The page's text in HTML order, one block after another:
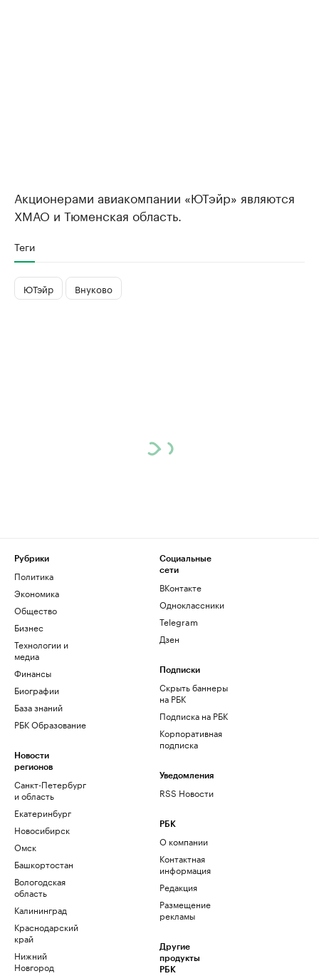
Акционерами авиакомпании «ЮТэйр» являются
ХМАО и Тюменская область.
Теги
ЮТэйр Внуково
Рубрики
Политика
Экономика
Общество
Бизнес
Технологии и
медиа
Финансы
Биографии
База знаний
РБК Образование
Новости
регионов
Санкт-Петербург
и область
Екатеринбург
Новосибирск
Омск
Башкортостан
Вологодская
область
Калининград
Краснодарский
край
Нижний
Новгород
Социальные
сети
ВКонтакте
Одноклассники
Telegram
Дзен
Подписки
Скрыть баннеры
на РБК
Подписка на РБК
Корпоративная
подписка
Уведомления
RSS Новости
РБК
О компании
Контактная
информация
Редакция
Размещение
рекламы
Другие
продукты
РБК